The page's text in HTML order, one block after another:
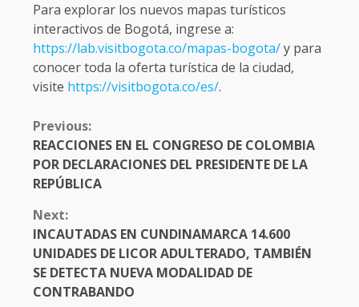
Para explorar los nuevos mapas turísticos
interactivos de Bogotá, ingrese a:
https://lab.visitbogota.co/mapas-bogota/y para
conocer toda la oferta turística de la ciudad,
visite https://visitbogota.co/es/.
CONTINUE
READING
Previous:
REACCIONES EN EL CONGRESO DE COLOMBIA
POR DECLARACIONES DEL PRESIDENTE DE LA
REPÚBLICA
Next:
INCAUTADAS EN CUNDINAMARCA 14.600
UNIDADES DE LICOR ADULTERADO, TAMBIÉN
SE DETECTA NUEVA MODALIDAD DE
CONTRABANDO